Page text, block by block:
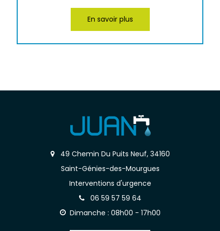
En savoir plus
49 Chemin Du Puits Neuf, 34160
Saint-Génies-des-Mourgues
Interventions d'urgence
06 59 57 59 64
Dimanche : 08h00 - 17h00